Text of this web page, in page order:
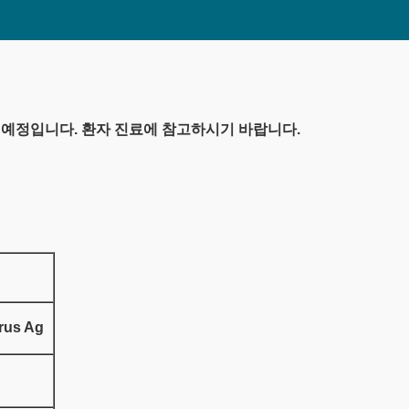
정입니다. 환자 진료에 참고하시기 바랍니다.
Ag